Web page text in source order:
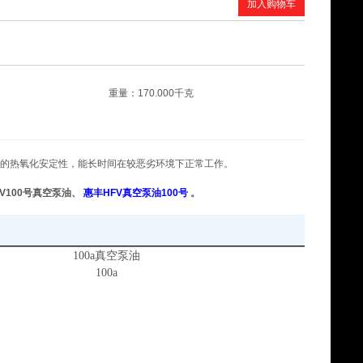
昆仑DCC4008船用柴油机油 200L
加入购物车
重量：170.000千克
氧化安定性，能长时间在较恶劣环境下正常工作。
号真空泵油、 惠丰HFV真空泵油100号 。
100a真空泵油
100a